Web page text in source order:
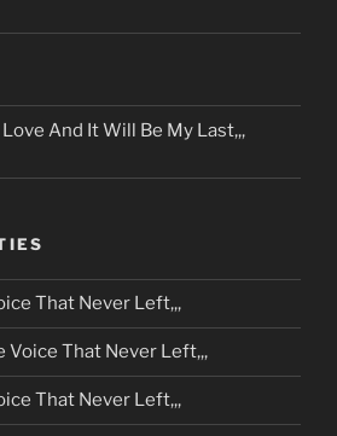
And It Will Be My Last,,,
That Never Left,,,
Voice That Never Left,,,
That Never Left,,,